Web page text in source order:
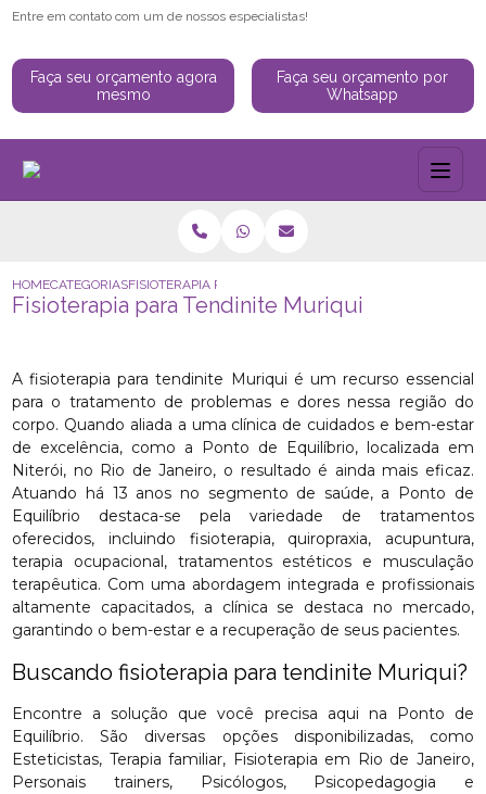
Entre em contato com um de nossos especialistas!
Faça seu orçamento agora
mesmo
Faça seu orçamento por
Whatsapp
HOMECATEGORIASFISIOTERAPIA PARA TENDINITE MURIQUI
Fisioterapia para Tendinite Muriqui
A fisioterapia para tendinite Muriqui é um recurso essencial
para o tratamento de problemas e dores nessa região do
corpo. Quando aliada a uma clínica de cuidados e bem-estar
de excelência, como a Ponto de Equilíbrio, localizada em
Niterói, no Rio de Janeiro, o resultado é ainda mais eficaz.
Atuando há 13 anos no segmento de saúde, a Ponto de
Equilíbrio destaca-se pela variedade de tratamentos
oferecidos, incluindo fisioterapia, quiropraxia, acupuntura,
terapia ocupacional, tratamentos estéticos e musculação
terapêutica. Com uma abordagem integrada e profissionais
altamente capacitados, a clínica se destaca no mercado,
garantindo o bem-estar e a recuperação de seus pacientes.
Buscando fisioterapia para tendinite Muriqui?
Encontre a solução que você precisa aqui na Ponto de
Equilíbrio. São diversas opções disponibilizadas, como
Esteticistas, Terapia familiar, Fisioterapia em Rio de Janeiro,
Personais trainers, Psicólogos, Psicopedagogia e